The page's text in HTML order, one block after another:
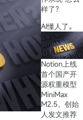
样了？
AI懂人了。
Notion上线
首个国产开
源权重模型
MiniMax
M2.5，创始
人发文推荐